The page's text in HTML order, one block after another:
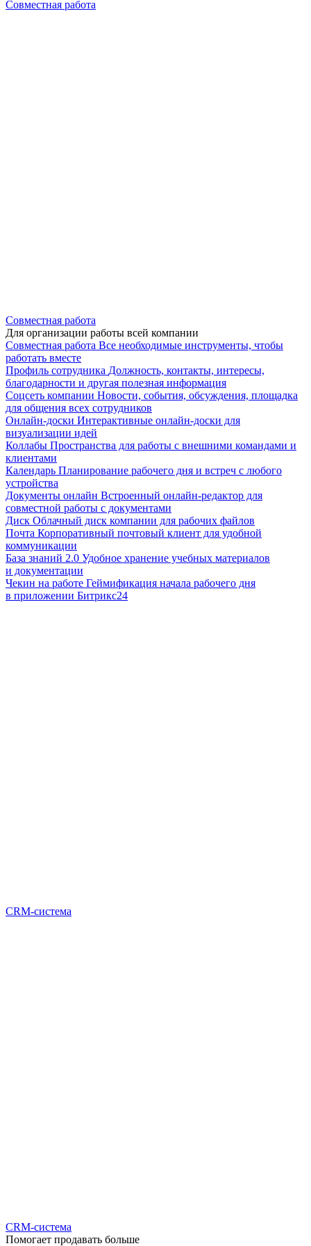
Совместная работа
Совместная работа
Для организации работы всей компании
Совместная работа Все необходимые инструменты, чтобы
работать вместе
Профиль сотрудника Должность, контакты, интересы,
благодарности и другая полезная информация
Соцсеть компании Новости, события, обсуждения, площадка
для общения всех сотрудников
Онлайн-доски Интерактивные онлайн-доски для
визуализации идей
Коллабы Пространства для работы с внешними командами и
клиентами
Календарь Планирование рабочего дня и встреч с любого
устройства
Документы онлайн Встроенный онлайн-редактор для
совместной работы с документами
Диск Облачный диск компании для рабочих файлов
Почта Корпоративный почтовый клиент для удобной
коммуникации
База знаний 2.0 Удобное хранение учебных материалов
и документации
Чекин на работе Геймификация начала рабочего дня
в приложении Битрикс24
CRM-система
CRM-система
Помогает продавать больше